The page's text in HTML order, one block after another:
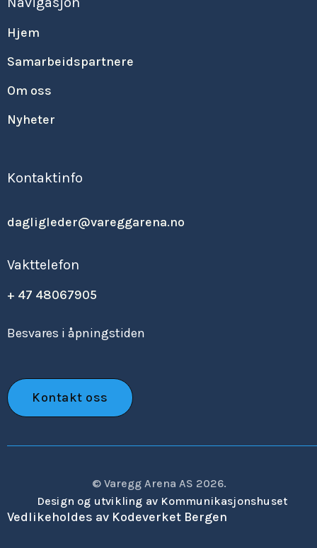
Hjem
Samarbeidspartnere
Om oss
Nyheter
Kontaktinfo
dagligleder@vareggarena.no
Vakttelefon
+ 47 48067905
Besvares i åpningstiden
Kontakt oss
© Varegg Arena AS 2026.
Design og utvikling av Kommunikasjonshuset
Vedlikeholdes av Kodeverket Bergen